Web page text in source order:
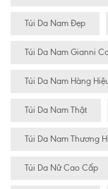
Túi Da Nam Đẹp
Túi Da Nam Gianni
Túi Da Nam Hàng
Túi Da Nam Thật
Túi Da Nam Thương
Túi Da Nữ Cao Cấp